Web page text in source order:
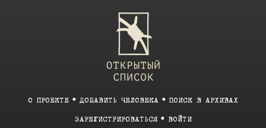
О ПРОЕКТЕ ДОБАВИТЬ ЧЕЛОВЕКА ПОИСК В АРХИВАХ
ЗАРЕГИСТРИРОВАТЬСЯ ВОЙТИ